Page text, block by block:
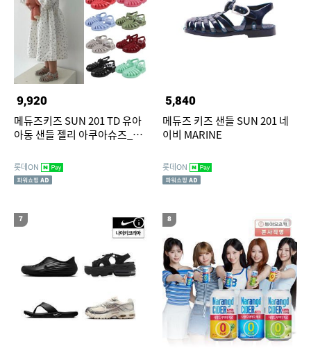
9,920
메듀즈키즈 SUN 201 TD 유아
아동 샌들 젤리 아쿠아슈즈_택
롯데ON
5,840
메듀즈 키즈 샌들 SUN 201 네
이비 MARINE
롯데ON
7 8